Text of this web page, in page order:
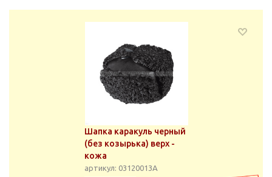
Шапка каракуль черный
(без козырька) верх -
кожа
артикул: 03120013А